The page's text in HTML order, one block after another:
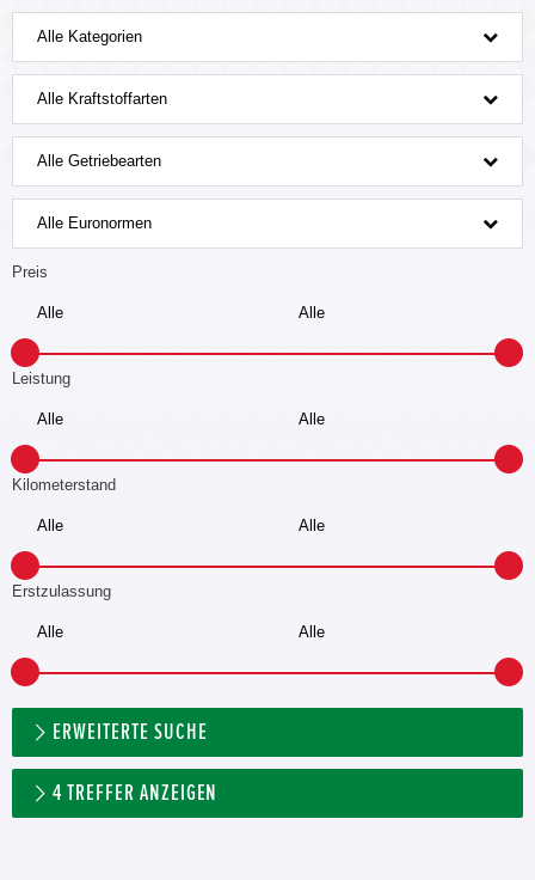
Zurück zur Portalseite
Alle Kategorien
Alle Kraftstoffarten
Alle Getriebearten
Alle Euronormen
Preis
Leistung
Kilometerstand
Erstzulassung
ERWEITERTE SUCHE
4 TREFFER ANZEIGEN